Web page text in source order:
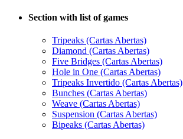
Section with list of games
Tripeaks (Cartas Abertas)
Diamond (Cartas Abertas)
Five Bridges (Cartas Abertas)
Hole in One (Cartas Abertas)
Tripeaks Invertido (Cartas Abertas)
Bunches (Cartas Abertas)
Weave (Cartas Abertas)
Suspension (Cartas Abertas)
Bipeaks (Cartas Abertas)